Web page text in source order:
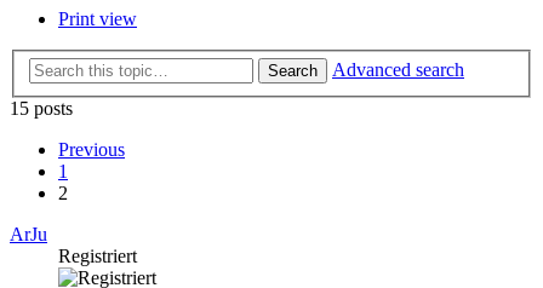
Print view
Search
Advanced search
15 posts
Previous
1
2
ArJu
Registriert